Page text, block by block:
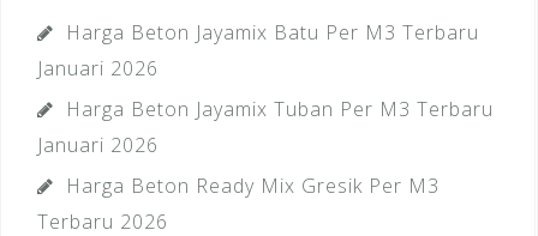
Harga Beton Jayamix Batu Per M3 Terbaru
Januari 2026
Harga Beton Jayamix Tuban Per M3 Terbaru
Januari 2026
Harga Beton Ready Mix Gresik Per M3
Terbaru 2026